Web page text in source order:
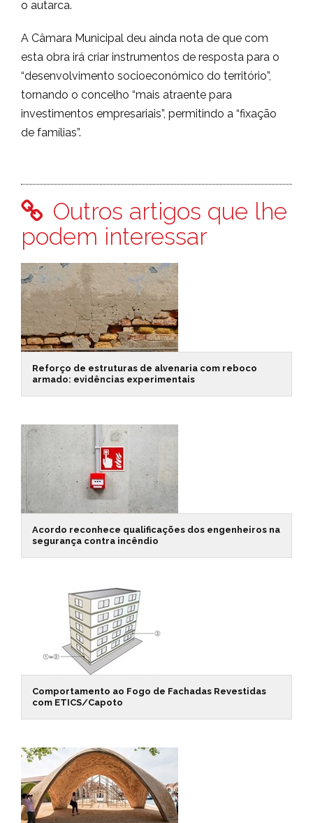
o autarca.
A Câmara Municipal deu ainda nota de que com
esta obra irá criar instrumentos de resposta para o
“desenvolvimento socioeconómico do território”,
tornando o concelho “mais atraente para
investimentos empresariais”, permitindo a “fixação
de famílias”.
Outros artigos que lhe
podem interessar
Reforço de estruturas de alvenaria com reboco
armado: evidências experimentais
Acordo reconhece qualificações dos engenheiros na
segurança contra incêndio
Comportamento ao Fogo de Fachadas Revestidas
com ETICS/Capoto